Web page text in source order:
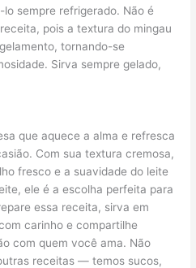
sempre refrigerado. Não é
pois a textura do mingau
tornando-se
Sirva sempre gelado,
que aquece a alma e refresca
Com sua textura cremosa,
fresco e a suavidade do leite
ele é a escolha perfeita para
essa receita, sirva em
carinho e compartilhe
com quem você ama. Não
receitas — temos sucos,